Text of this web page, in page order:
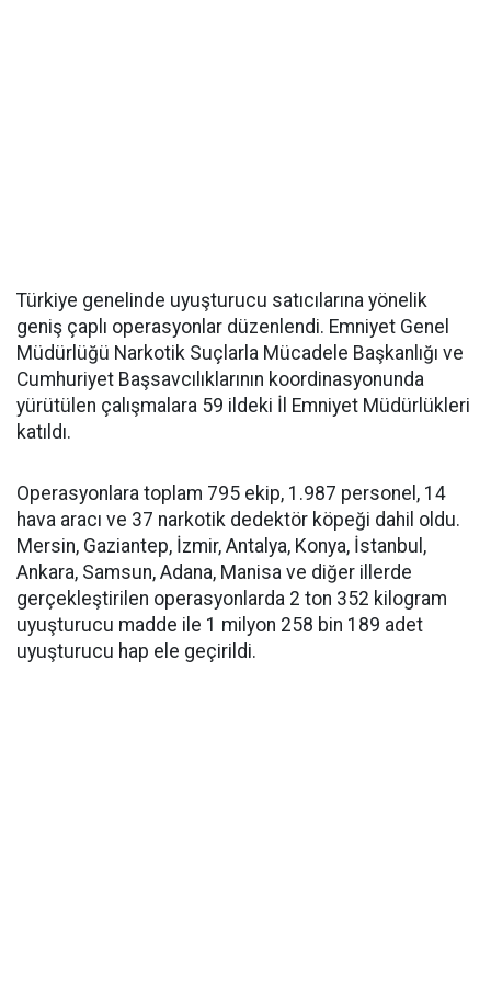
Türkiye genelinde uyuşturucu satıcılarına yönelik
geniş çaplı operasyonlar düzenlendi. Emniyet Genel
Müdürlüğü Narkotik Suçlarla Mücadele Başkanlığı ve
Cumhuriyet Başsavcılıklarının koordinasyonunda
yürütülen çalışmalara 59 ildeki İl Emniyet Müdürlükleri
katıldı.
Operasyonlara toplam 795 ekip, 1.987 personel, 14
hava aracı ve 37 narkotik dedektör köpeği dahil oldu.
Mersin, Gaziantep, İzmir, Antalya, Konya, İstanbul,
Ankara, Samsun, Adana, Manisa ve diğer illerde
gerçekleştirilen operasyonlarda 2 ton 352 kilogram
uyuşturucu madde ile 1 milyon 258 bin 189 adet
uyuşturucu hap ele geçirildi.